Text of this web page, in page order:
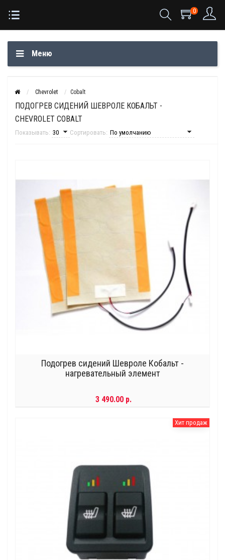
0
Меню
Chevrolet Cobalt
ПОДОГРЕВ СИДЕНИЙ ШЕВРОЛЕ КОБАЛЬТ -
CHEVROLET COBALT
Показывать: Сортировать:
Подогрев сидений Шевроле Кобальт -
нагревательный элемент
3 490.00 р.
Хит продаж